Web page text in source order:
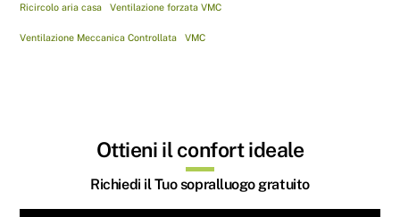
Ricircolo aria casa Ventilazione forzata VMC
Ventilazione Meccanica Controllata VMC
Ottieni il confort ideale
Richiedi il Tuo sopralluogo gratuito